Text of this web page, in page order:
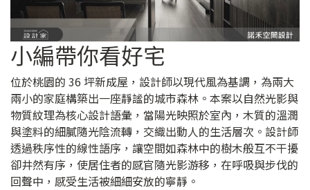
小編帶你看好宅
位於桃園的 36 坪新成屋，設計師以現代風為基調，為兩大
兩小的家庭構築出一座靜謐的城市森林。本案以自然光影與
物質紋理為核心設計語彙，當陽光映照於室內，木質的溫潤
與塗料的細膩隨光陰流轉，交織出動人的生活層次。設計師
透過秩序性的線性語序，讓空間如森林中的樹木般互不干擾
卻井然有序，使居住者的感官隨光影游移，在呼吸與步伐的
回聲中，感受生活被細細安放的寧靜。